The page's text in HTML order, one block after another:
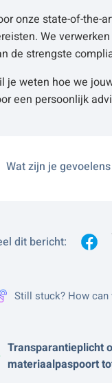
onze state-of-the-
We
de strengste
je weten hoe we
een persoonlijk
Wat zijn je gevoelens
dit bericht:
Still stuck? How can
Transparantieplicht
materiaalpaspoort